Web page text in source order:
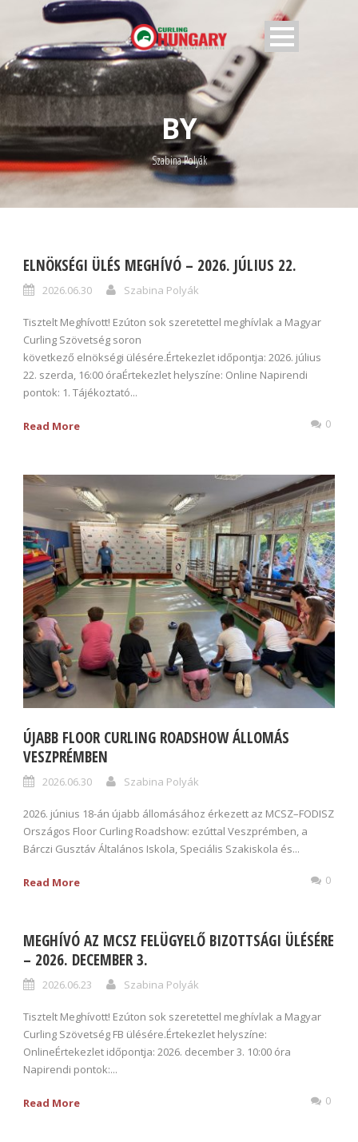
BY
Szabina Polyák
ELNÖKSÉGI ÜLÉS MEGHÍVÓ – 2026. JÚLIUS 22.
2026.06.30 Szabina Polyák
Tisztelt Meghívott! Ezúton sok szeretettel meghívlak a Magyar
Curling Szövetség soron
következő elnökségi ülésére.Értekezlet időpontja: 2026. július
22. szerda, 16:00 óraÉrtekezlet helyszíne: Online Napirendi
pontok: 1. Tájékoztató...
Read More 0
ÚJABB FLOOR CURLING ROADSHOW ÁLLOMÁS
VESZPRÉMBEN
2026.06.30 Szabina Polyák
2026. június 18-án újabb állomásához érkezett az MCSZ–FODISZ
Országos Floor Curling Roadshow: ezúttal Veszprémben, a
Bárczi Gusztáv Általános Iskola, Speciális Szakiskola és...
Read More 0
MEGHÍVÓ AZ MCSZ FELÜGYELŐ BIZOTTSÁGI ÜLÉSÉRE
– 2026. DECEMBER 3.
2026.06.23 Szabina Polyák
Tisztelt Meghívott! Ezúton sok szeretettel meghívlak a Magyar
Curling Szövetség FB ülésére.Értekezlet helyszíne:
OnlineÉrtekezlet időpontja: 2026. december 3. 10:00 óra
Napirendi pontok:...
Read More 0